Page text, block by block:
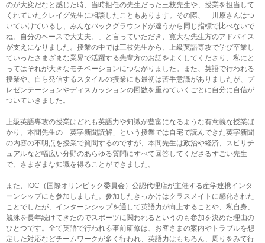
のが大変だなと感じた時、当時担任の先生だった三枝先生や、授業を担当して
くれていたクレイグ先生に相談したこともあります。その際、「川原さんはつ
いていけているし、みんなバックグラウンドが違うから同じ指標で比べないで
ね。自分のペースで大丈夫。」と言っていただき、寛大な先生方のアドバイス
が支えになりました。授業の中では三枝先生から、上級英語専攻で学び卒業し
ていったさまざまな業界で活躍する先輩方のお話をよくしてくださり、私にと
ってはそれが大きなモチベーションにつながりました。また、英語で行われる
授業や、自ら発信するスタイルの授業にも最初は苦手意識がありましたが、プ
レゼンテーションやディスカッションの回数を重ねていくごとに自分に自信が
ついていきました。
上級英語専攻の授業はどれも英語力や知識が豊富になるような有意義な授業ば
かり。本間先生の「英字新聞読解」という授業では自宅で読んできた英字新聞
の内容の不明点を授業で質問するのですが、本間先生は政治や経済、スピリチ
ュアルなど幅広い分野のあらゆる質問にすべて回答してくださるすごい先生
で、さまざまな知識を得ることができました。
また、IOC（国際オリンピック委員会）公認代理店が主催する産学連携インタ
ーンシップにも参加しました。参加したきっかけはクラスメイトに感化された
ことでしたが、インターンシップを通して英語力が向上することや、私自身、
競泳を長年続けてきたのでスポーツに関われるというのも参加を決めた理由の
ひとつです。全て英語で行われる事前研修は、お客さまの案内やトラブルを想
定した対応などチームワークが多く行われ、英語力はもちろん、周りをみて行